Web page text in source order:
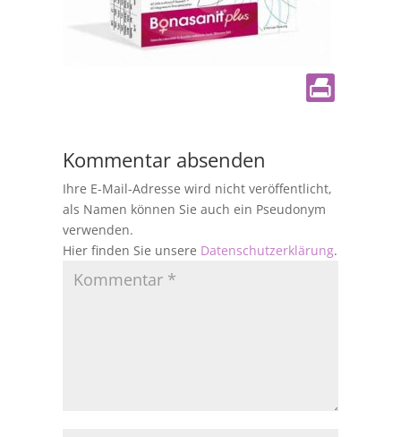
Kommentar absenden
Ihre E-Mail-Adresse wird nicht veröffentlicht,
als Namen können Sie auch ein Pseudonym
verwenden.
Hier finden Sie unsere Datenschutzerklärung.